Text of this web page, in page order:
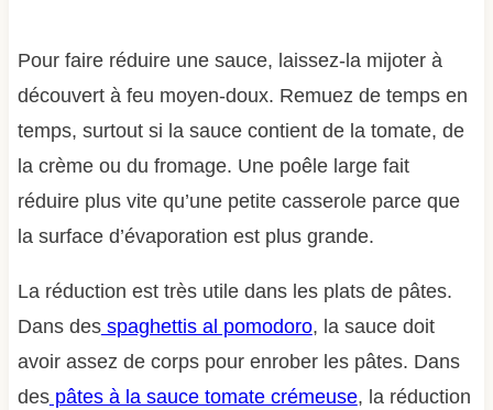
Pour faire réduire une sauce, laissez-la mijoter à
découvert à feu moyen-doux. Remuez de temps en
temps, surtout si la sauce contient de la tomate, de
la crème ou du fromage. Une poêle large fait
réduire plus vite qu’une petite casserole parce que
la surface d’évaporation est plus grande.
La réduction est très utile dans les plats de pâtes.
Dans desspaghettis al pomodoro, la sauce doit
avoir assez de corps pour enrober les pâtes. Dans
despâtes à la sauce tomate crémeuse, la réduction